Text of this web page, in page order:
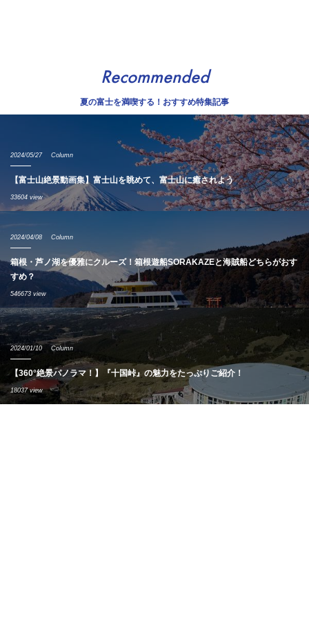
Recommended
夏の富士を満喫する！おすすめ特集記事
2024/05/27 Column
【富士山絶景動画集】富士山を眺めて、富士山に癒されよう
33604 view
2024/04/08 Column
箱根・芦ノ湖を優雅にクルーズ！箱根遊船SORAKAZEと海賊船どちらがおす
すめ？
546673 view
2024/01/10 Column
【360°絶景パノラマ！】『十国峠』の魅力をたっぷりご紹介！
18037 view